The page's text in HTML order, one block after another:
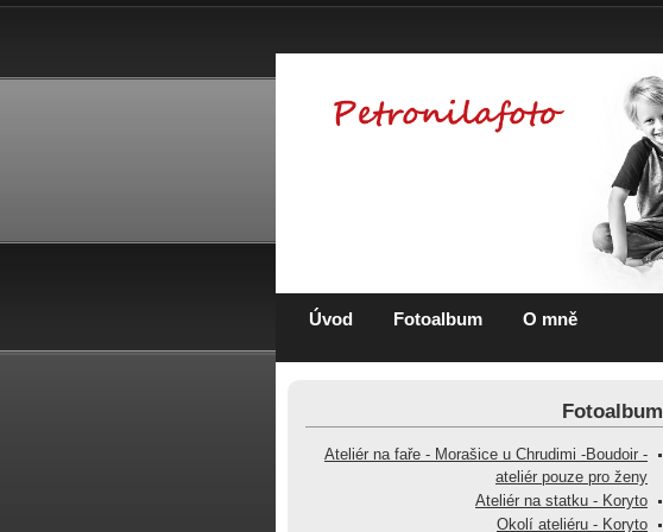
Úvod Fotoalbum O mně
Fotoalbum
Ateliér na faře - Morašice u Chrudimi -Boudoir -
ateliér pouze pro ženy
Ateliér na statku - Koryto
Okolí ateliéru - Koryto